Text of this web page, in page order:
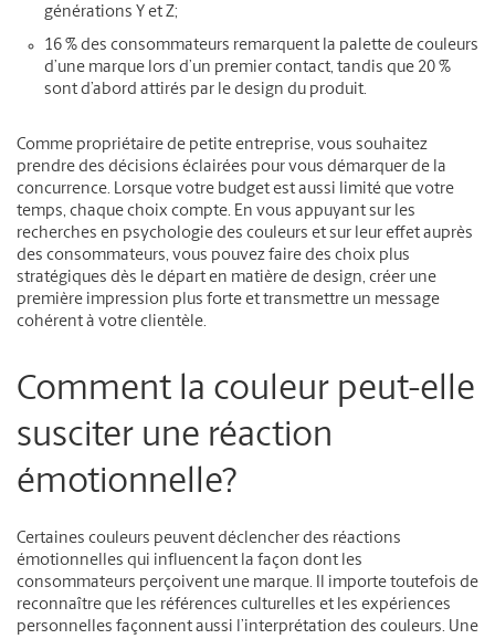
générations Y et Z;
16 % des consommateurs remarquent la palette de couleurs
d’une marque lors d’un premier contact, tandis que 20 %
sont d’abord attirés par le design du produit.
Comme propriétaire de petite entreprise, vous souhaitez
prendre des décisions éclairées pour vous démarquer de la
concurrence. Lorsque votre budget est aussi limité que votre
temps, chaque choix compte. En vous appuyant sur les
recherches en psychologie des couleurs et sur leur effet auprès
des consommateurs, vous pouvez faire des choix plus
stratégiques dès le départ en matière de design, créer une
première impression plus forte et transmettre un message
cohérent à votre clientèle.
Comment la couleur peut-elle
susciter une réaction
émotionnelle?
Certaines couleurs peuvent déclencher des réactions
émotionnelles qui influencent la façon dont les
consommateurs perçoivent une marque. Il importe toutefois de
reconnaître que les références culturelles et les expériences
personnelles façonnent aussi l’interprétation des couleurs. Une